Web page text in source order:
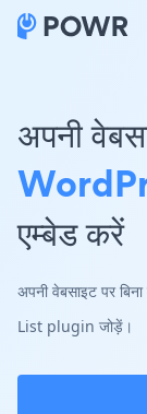
अपनी
एम्बेड करें
अपनी वेबसाइट पर
List plugin जोड़ें।